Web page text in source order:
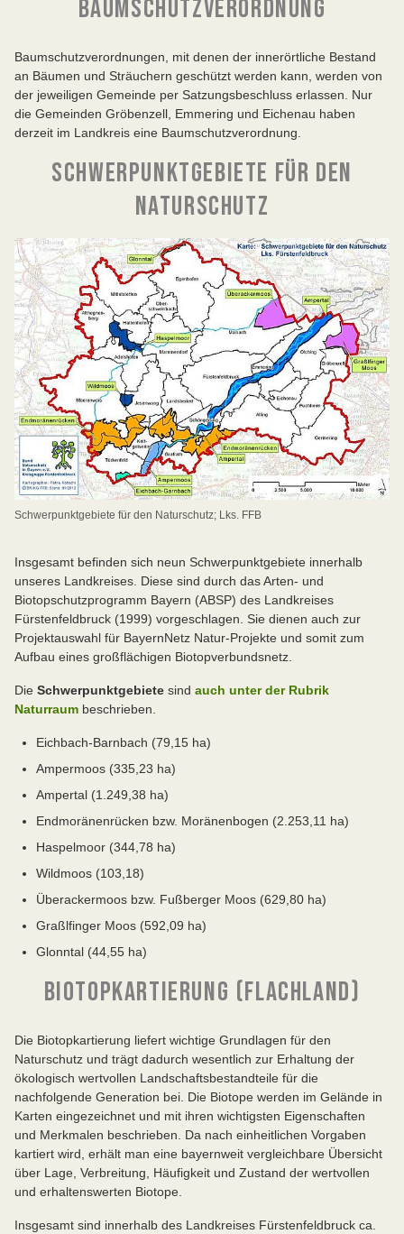
BAUMSCHUTZVERORDNUNG
Baumschutzverordnungen, mit denen der innerörtliche Bestand
an Bäumen und Sträuchern geschützt werden kann, werden von
der jeweiligen Gemeinde per Satzungsbeschluss erlassen. Nur
die Gemeinden Gröbenzell, Emmering und Eichenau haben
derzeit im Landkreis eine Baumschutzverordnung.
SCHWERPUNKTGEBIETE FÜR DEN
NATURSCHUTZ
Schwerpunktgebiete für den Naturschutz; Lks. FFB
Insgesamt befinden sich neun Schwerpunktgebiete innerhalb
unseres Landkreises. Diese sind durch das Arten- und
Biotopschutzprogramm Bayern (ABSP) des Landkreises
Fürstenfeldbruck (1999) vorgeschlagen. Sie dienen auch zur
Projektauswahl für BayernNetz Natur-Projekte und somit zum
Aufbau eines großflächigen Biotopverbundsnetz.
Die Schwerpunktgebiete sind auch unter der Rubrik
Naturraum beschrieben.
Eichbach-Barnbach (79,15 ha)
Ampermoos (335,23 ha)
Ampertal (1.249,38 ha)
Endmoränenrücken bzw. Moränenbogen (2.253,11 ha)
Haspelmoor (344,78 ha)
Wildmoos (103,18)
Überackermoos bzw. Fußberger Moos (629,80 ha)
Graßlfinger Moos (592,09 ha)
Glonntal (44,55 ha)
BIOTOPKARTIERUNG (FLACHLAND)
Die Biotopkartierung liefert wichtige Grundlagen für den
Naturschutz und trägt dadurch wesentlich zur Erhaltung der
ökologisch wertvollen Landschaftsbestandteile für die
nachfolgende Generation bei. Die Biotope werden im Gelände in
Karten eingezeichnet und mit ihren wichtigsten Eigenschaften
und Merkmalen beschrieben. Da nach einheitlichen Vorgaben
kartiert wird, erhält man eine bayernweit vergleichbare Übersicht
über Lage, Verbreitung, Häufigkeit und Zustand der wertvollen
und erhaltenswerten Biotope.
Insgesamt sind innerhalb des Landkreises Fürstenfeldbruck ca.